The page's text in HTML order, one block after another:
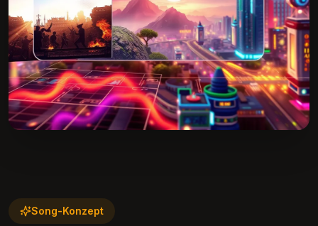
Song-Konzept